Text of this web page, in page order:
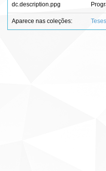
dc.description.ppg
Aparece nas coleções: